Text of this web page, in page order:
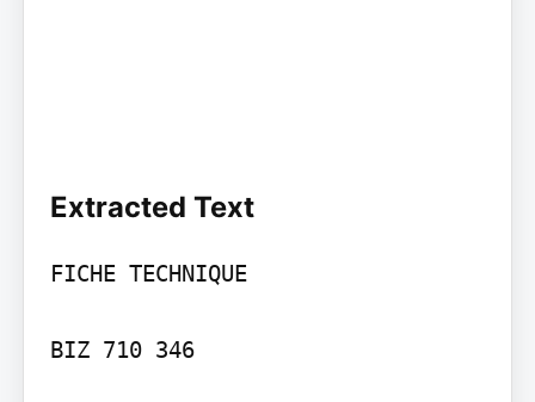
Extracted Text
FICHE TECHNIQUE
BIZ 710 346